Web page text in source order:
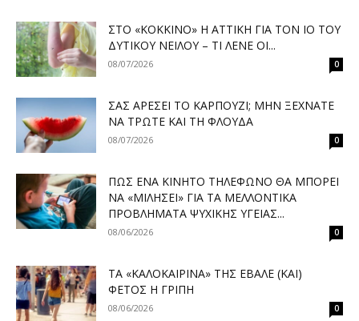
ΣΤΟ «ΚΌΚΚΙΝΟ» Η ΑΤΤΙΚΉ ΓΙΑ ΤΟΝ ΙΌ ΤΟΥ
ΔΥΤΙΚΟΎ ΝΕΊΛΟΥ – ΤΙ ΛΈΝΕ ΟΙ...
08/07/2026 0
ΣΑΣ ΑΡΈΣΕΙ ΤΟ ΚΑΡΠΟΎΖΙ; ΜΗΝ ΞΕΧΝΆΤΕ
ΝΑ ΤΡΏΤΕ ΚΑΙ ΤΗ ΦΛΟΎΔΑ
08/07/2026 0
ΠΏΣ ΈΝΑ ΚΙΝΗΤΌ ΤΗΛΈΦΩΝΟ ΘΑ ΜΠΟΡΕΊ
ΝΑ «ΜΙΛΉΣΕΙ» ΓΙΑ ΤΑ ΜΕΛΛΟΝΤΙΚΆ
ΠΡΟΒΛΉΜΑΤΑ ΨΥΧΙΚΉΣ ΥΓΕΊΑΣ...
08/06/2026 0
ΤΑ «ΚΑΛΟΚΑΙΡΙΝΆ» ΤΗΣ ΈΒΑΛΕ (ΚΑΙ)
ΦΈΤΟΣ Η ΓΡΊΠΗ
08/06/2026 0